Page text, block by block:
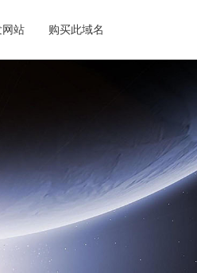
站 购买此域名